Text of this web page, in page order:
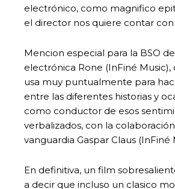
electrónico, como magnifico
el director nos quiere contar con
Mencion especial para la BSO
electrónica Rone (InFiné
usa muy puntualmente para
entre las diferentes historias y
como conductor de esos
verbalizados, con la
vanguardia Gaspar Claus (InFiné
En definitiva, un film
a decir que incluso un clasico